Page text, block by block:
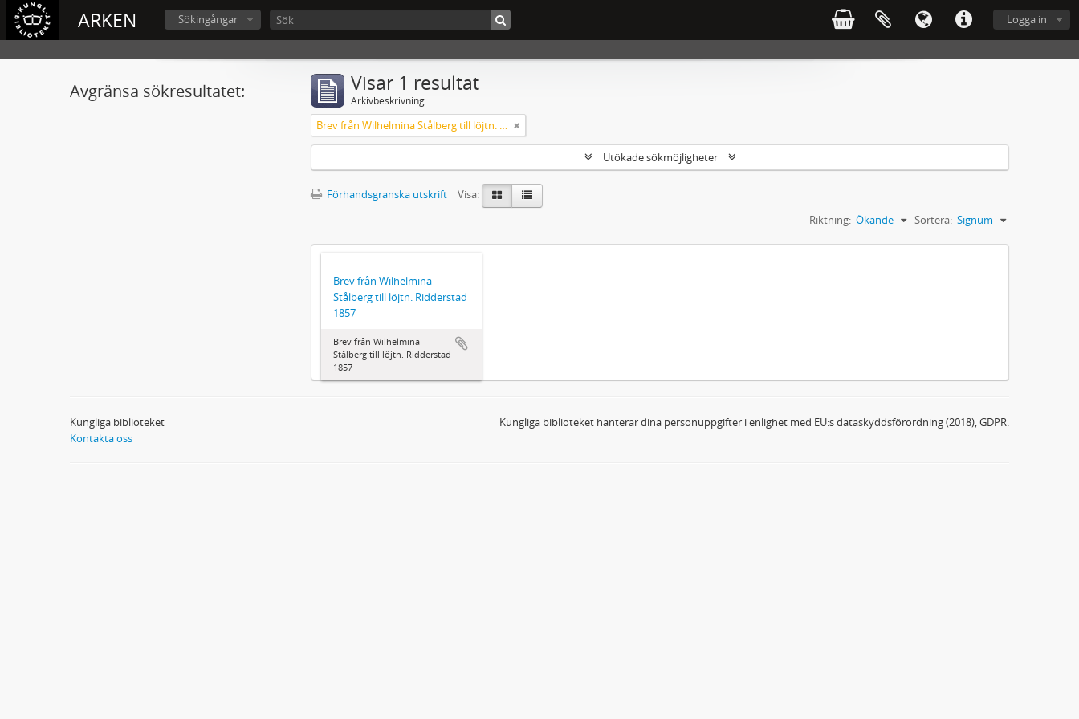
ARKEN Logga in
Sökingångar
Avgränsa sökresultatet: Visar 1 resultat
Arkivbeskrivning
Brev från Wilhelmina Stålberg till löjtn. Ridderstad 1857
Utökade sökmöjligheter
Förhandsgranska utskrift
Visa:
Sortera: Signum
Riktning: Ökande
Brev från Wilhelmina
Stålberg till löjtn. Ridderstad
1857
Brev från Wilhelmina
Stålberg till löjtn. Ridderstad
1857
Kungliga biblioteket
Kontakta oss
Kungliga biblioteket hanterar dina personuppgifter i enlighet med EU:s dataskyddsförordning (2018), GDPR.